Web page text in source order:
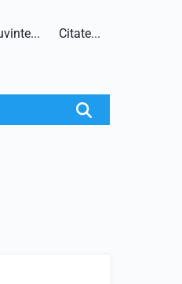
Citate...